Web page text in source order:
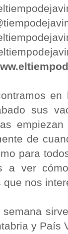
sus
de
para
a ver
que nos
y País